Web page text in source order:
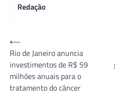
Redação
Navegação
de
Post
⟵
Rio de Janeiro anuncia
investimentos de R$ 59
milhões anuais para o
tratamento do câncer